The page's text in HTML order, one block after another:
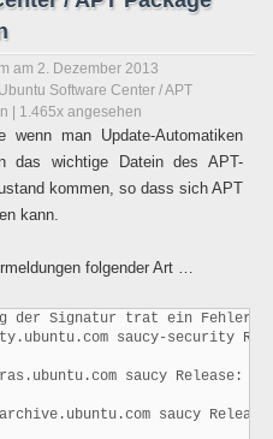
am 2. Dezember 2013
Software Center / APT
| 1.465x angesehen
wenn man Update-Automatiken
das wichtige Datein des APT-
kommen, so dass sich APT
kann.
folgender Art …
der Signatur trat ein Fehler
saucy-security
saucy Release: Die
saucy